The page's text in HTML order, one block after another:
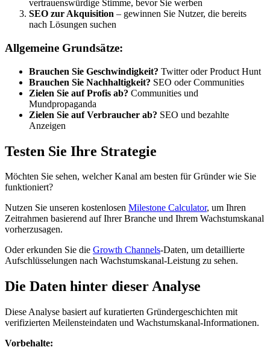
vertrauenswürdige Stimme, bevor Sie werben
SEO zur Akquisition – gewinnen Sie Nutzer, die bereits
nach Lösungen suchen
Allgemeine Grundsätze:
Brauchen Sie Geschwindigkeit? Twitter oder Product Hunt
Brauchen Sie Nachhaltigkeit? SEO oder Communities
Zielen Sie auf Profis ab? Communities und
Mundpropaganda
Zielen Sie auf Verbraucher ab? SEO und bezahlte
Anzeigen
Testen Sie Ihre Strategie
Möchten Sie sehen, welcher Kanal am besten für Gründer wie Sie
funktioniert?
Nutzen Sie unseren kostenlosen Milestone Calculator, um Ihren
Zeitrahmen basierend auf Ihrer Branche und Ihrem Wachstumskanal
vorherzusagen.
Oder erkunden Sie die Growth Channels-Daten, um detaillierte
Aufschlüsselungen nach Wachstumskanal-Leistung zu sehen.
Die Daten hinter dieser Analyse
Diese Analyse basiert auf kuratierten Gründergeschichten mit
verifizierten Meilensteindaten und Wachstumskanal-Informationen.
Vorbehalte: